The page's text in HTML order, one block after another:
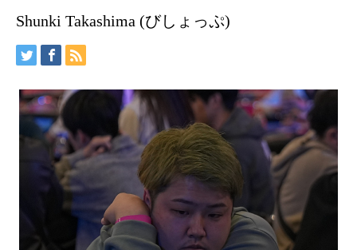
Shunki Takashima (びしょっぷ)